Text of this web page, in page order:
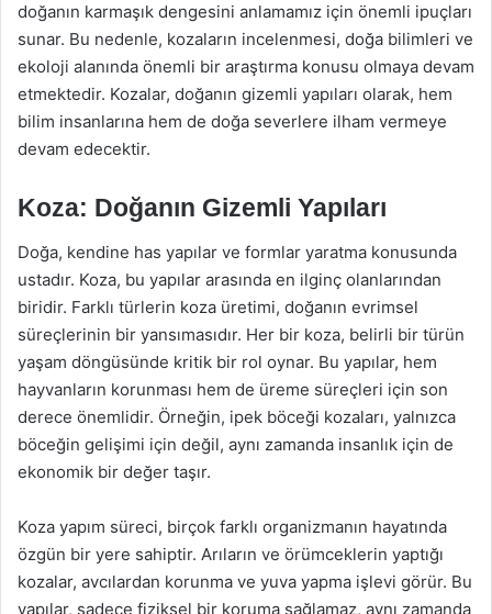
doğanın karmaşık dengesini anlamamız için önemli ipuçları
sunar. Bu nedenle, kozaların incelenmesi, doğa bilimleri ve
ekoloji alanında önemli bir araştırma konusu olmaya devam
etmektedir. Kozalar, doğanın gizemli yapıları olarak, hem
bilim insanlarına hem de doğa severlere ilham vermeye
devam edecektir.
Koza: Doğanın Gizemli Yapıları
Doğa, kendine has yapılar ve formlar yaratma konusunda
ustadır. Koza, bu yapılar arasında en ilginç olanlarından
biridir. Farklı türlerin koza üretimi, doğanın evrimsel
süreçlerinin bir yansımasıdır. Her bir koza, belirli bir türün
yaşam döngüsünde kritik bir rol oynar. Bu yapılar, hem
hayvanların korunması hem de üreme süreçleri için son
derece önemlidir. Örneğin, ipek böceği kozaları, yalnızca
böceğin gelişimi için değil, aynı zamanda insanlık için de
ekonomik bir değer taşır.
Koza yapım süreci, birçok farklı organizmanın hayatında
özgün bir yere sahiptir. Arıların ve örümceklerin yaptığı
kozalar, avcılardan korunma ve yuva yapma işlevi görür. Bu
yapılar, sadece fiziksel bir koruma sağlamaz, aynı zamanda